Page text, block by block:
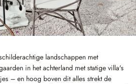
landschappen met
in het achterland met statige villa's
– en hoog boven dit alles strekt de